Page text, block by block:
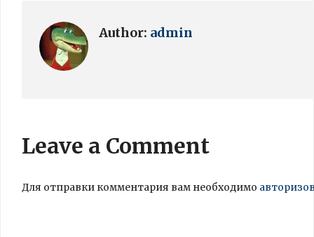
Author: admin
Leave a Comment
Для отправки комментария вам необходимо